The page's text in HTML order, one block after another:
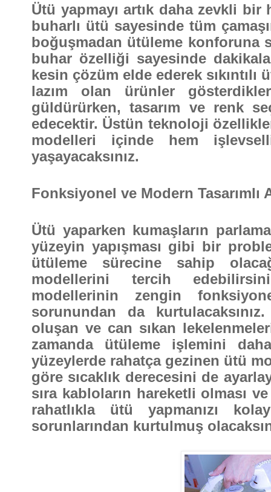
Ütü yapmayı artık daha zevkli
buharlı ütü sayesinde tüm
boğuşmadan ütüleme
buhar özelliği sayesinde
kesin çözüm elde ederek
lazım olan ürünler
güldürürken, tasarım ve renk
edecektir. Üstün teknoloji
modelleri içinde hem
yaşayacaksınız.
Fonksiyonel ve Modern Tasarımlı
Ütü yaparken kumaşların
yüzeyin yapışması gibi bir
ütüleme sürecine sahip
modellerini tercih
modellerinin zengin
sorunundan da
oluşan ve can sıkan
zamanda ütüleme işlemini
yüzeylerde rahatça gezinen ütü
göre sıcaklık derecesini de
sıra kabloların hareketli olması
rahatlıkla ütü yapmanızı
sorunlarından kurtulmuş